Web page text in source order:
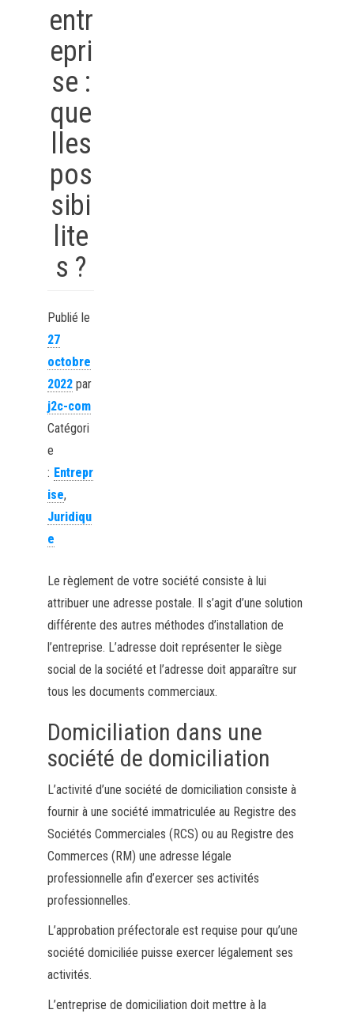
entr
epri
se :
que
lles
pos
sibi
lite
s ?
Publié le
27
octobre
2022par
j2c-com
Catégori
e
: Entrepr
ise,
Juridiqu
e
Le règlement de votre société consiste à lui
attribuer une adresse postale. Il s’agit d’une solution
différente des autres méthodes d’installation de
l’entreprise. L’adresse doit représenter le siège
social de la société et l’adresse doit apparaître sur
tous les documents commerciaux.
Domiciliation dans une
société de domiciliation
L’activité d’une société de domiciliation consiste à
fournir à une société immatriculée au Registre des
Sociétés Commerciales (RCS) ou au Registre des
Commerces (RM) une adresse légale
professionnelle afin d’exercer ses activités
professionnelles.
L’approbation préfectorale est requise pour qu’une
société domiciliée puisse exercer légalement ses
activités.
L’entreprise de domiciliation doit mettre à la